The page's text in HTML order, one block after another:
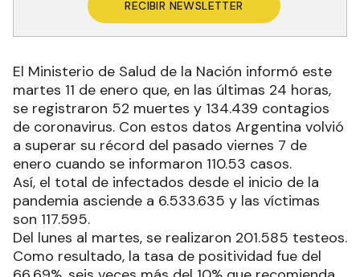
RECIBIR NEWSLETTER
El Ministerio de Salud de la Nación informó este
martes 11 de enero que, en las últimas 24 horas,
se registraron 52 muertes y 134.439 contagios
de coronavirus. Con estos datos Argentina volvió
a superar su récord del pasado viernes 7 de
enero cuando se informaron 110.53 casos.
Así, el total de infectados desde el inicio de la
pandemia asciende a 6.533.635 y las víctimas
son 117.595.
Del lunes al martes, se realizaron 201.585 testeos.
Como resultado, la tasa de positividad fue del